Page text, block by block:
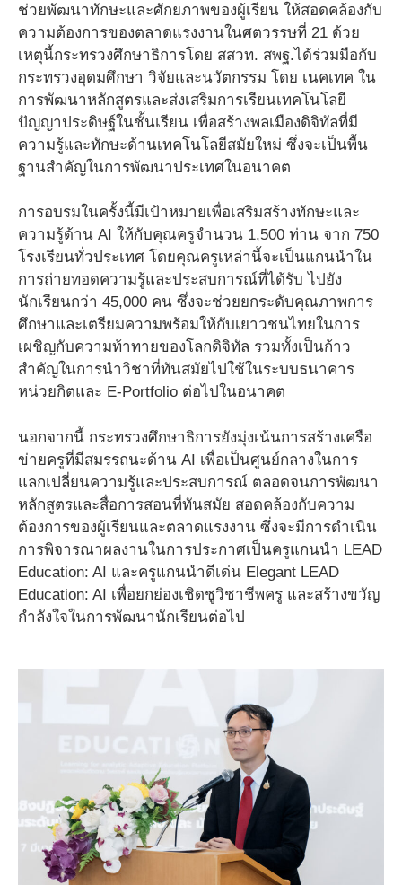
ช่วยพัฒนาทักษะและศักยภาพของผู้เรียน ให้สอดคล้องกับ
ความต้องการของตลาดแรงงานในศตวรรษที่ 21 ด้วย
เหตุนี้กระทรวงศึกษาธิการโดย สสวท. สพฐ.ได้ร่วมมือกับ
กระทรวงอุดมศึกษา วิจัยและนวัตกรรม โดย เนคเทค ใน
การพัฒนาหลักสูตรและส่งเสริมการเรียนเทคโนโลยี
ปัญญาประดิษฐ์ในชั้นเรียน เพื่อสร้างพลเมืองดิจิทัลที่มี
ความรู้และทักษะด้านเทคโนโลยีสมัยใหม่ ซึ่งจะเป็นพื้น
ฐานสำคัญในการพัฒนาประเทศในอนาคต
การอบรมในครั้งนี้มีเป้าหมายเพื่อเสริมสร้างทักษะและ
ความรู้ด้าน AI ให้กับคุณครูจำนวน 1,500 ท่าน จาก 750
โรงเรียนทั่วประเทศ โดยคุณครูเหล่านี้จะเป็นแกนนำใน
การถ่ายทอดความรู้และประสบการณ์ที่ได้รับ ไปยัง
นักเรียนกว่า 45,000 คน ซึ่งจะช่วยยกระดับคุณภาพการ
ศึกษาและเตรียมความพร้อมให้กับเยาวชนไทยในการ
เผชิญกับความท้าทายของโลกดิจิทัล รวมทั้งเป็นก้าว
สำคัญในการนำวิชาที่ทันสมัยไปใช้ในระบบธนาคาร
หน่วยกิตและ E-Portfolio ต่อไปในอนาคต
นอกจากนี้ กระทรวงศึกษาธิการยังมุ่งเน้นการสร้างเครือ
ข่ายครูที่มีสมรรถนะด้าน AI เพื่อเป็นศูนย์กลางในการ
แลกเปลี่ยนความรู้และประสบการณ์ ตลอดจนการพัฒนา
หลักสูตรและสื่อการสอนที่ทันสมัย สอดคล้องกับความ
ต้องการของผู้เรียนและตลาดแรงงาน ซึ่งจะมีการดำเนิน
การพิจารณาผลงานในการประกาศเป็นครูแกนนำ LEAD
Education: AI และครูแกนนำดีเด่น Elegant LEAD
Education: AI เพื่อยกย่องเชิดชูวิชาชีพครู และสร้างขวัญ
กำลังใจในการพัฒนานักเรียนต่อไป